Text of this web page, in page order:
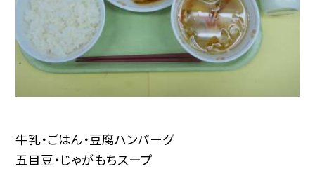
牛乳・ごはん・豆腐ハンバーグ
五目豆・じゃがもちスープ